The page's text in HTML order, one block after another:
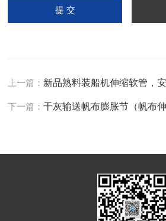
上一篇： 新品熟料装船机伸缩软管，
下一篇：干灰输送帆布膨胀节（帆布